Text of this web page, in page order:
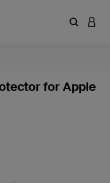
키워드
for Apple